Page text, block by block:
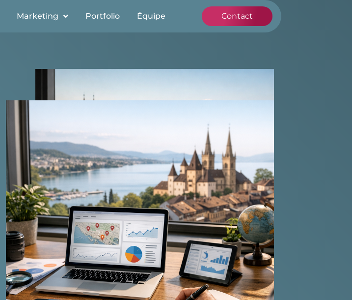
Marketing Portfolio Équipe Contact